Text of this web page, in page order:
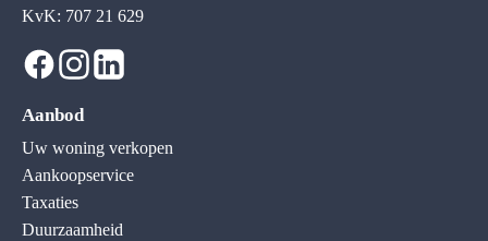
KvK: 707 21 629
Aanbod
Uw woning verkopen
Aankoopservice
Taxaties
Duurzaamheid